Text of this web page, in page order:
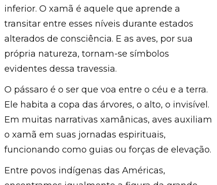
inferior. O xamã é aquele que aprende a
transitar entre esses níveis durante estados
alterados de consciência. E as aves, por sua
própria natureza, tornam-se símbolos
evidentes dessa travessia.
O pássaro é o ser que voa entre o céu e a terra.
Ele habita a copa das árvores, o alto, o invisível.
Em muitas narrativas xamânicas, aves auxiliam
o xamã em suas jornadas espirituais,
funcionando como guias ou forças de elevação.
Entre povos indígenas das Américas,